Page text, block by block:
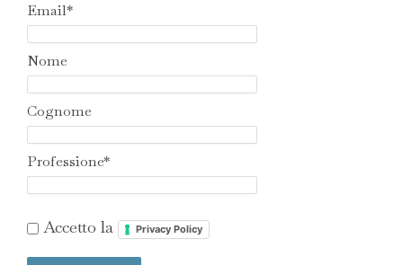
Email*
Nome
Cognome
Professione*
Accetto la Privacy Policy